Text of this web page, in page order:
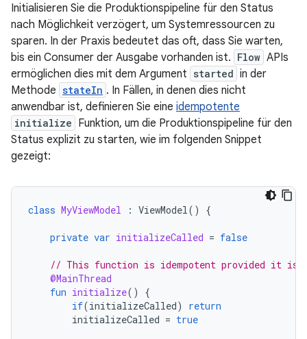
Initialisieren Sie die Produktionspipeline für den Status
nach Möglichkeit verzögert, um Systemressourcen zu
sparen. In der Praxis bedeutet das oft, dass Sie warten,
bis ein Consumer der Ausgabe vorhanden ist. Flow APIs
ermöglichen dies mit dem Argument started in der
Methode stateIn . In Fällen, in denen dies nicht
anwendbar ist, definieren Sie eine idempotente
initialize Funktion, um die Produktionspipeline für den
Status explizit zu starten, wie im folgenden Snippet
gezeigt:
class MyViewModel : ViewModel () {
private var initializeCalled = false
// This function is idempotent provided it is
@MainThread
fun initialize()
{
if(initializeCalled)
return
initializeCalled = true